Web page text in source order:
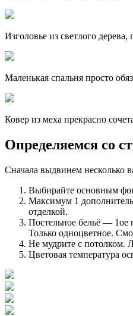
Изголовье из светлого
Маленькая спальня просто
Ковер из меха прекрасно
Определяемся со
Сначала выдвинем несколько
Выбирайте основным
Максимум 1
отделкой.
Постельное бельё — 1ое
Только одноцветное.
Не мудрите с потолком.
Цветовая температура